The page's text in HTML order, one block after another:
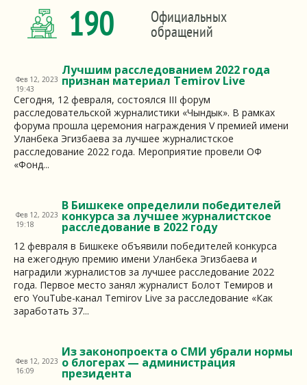
190 Официальных
обращений
Лучшим расследованием 2022 года
признан материал Temirov Live
Фев 12, 2023
19:43
Сегодня, 12 февраля, состоялся III форум
расследовательской журналистики «Чындык». В рамках
форума прошла церемония награждения V премией имени
Уланбека Эгизбаева за лучшее журналистское
расследование 2022 года. Мероприятие провели ОФ
«Фонд...
В Бишкеке определили победителей
конкурса за лучшее журналистское
расследование в 2022 году
Фев 12, 2023
19:18
12 февраля в Бишкеке объявили победителей конкурса
на ежегодную премию имени Уланбека Эгизбаева и
наградили журналистов за лучшее расследование 2022
года. Первое место занял журналист Болот Темиров и
его YouTube-канал Temirov Live за расследование «Как
заработать 37...
Из законопроекта о СМИ убрали нормы
о блогерах — администрация
президента
Фев 12, 2023
16:09